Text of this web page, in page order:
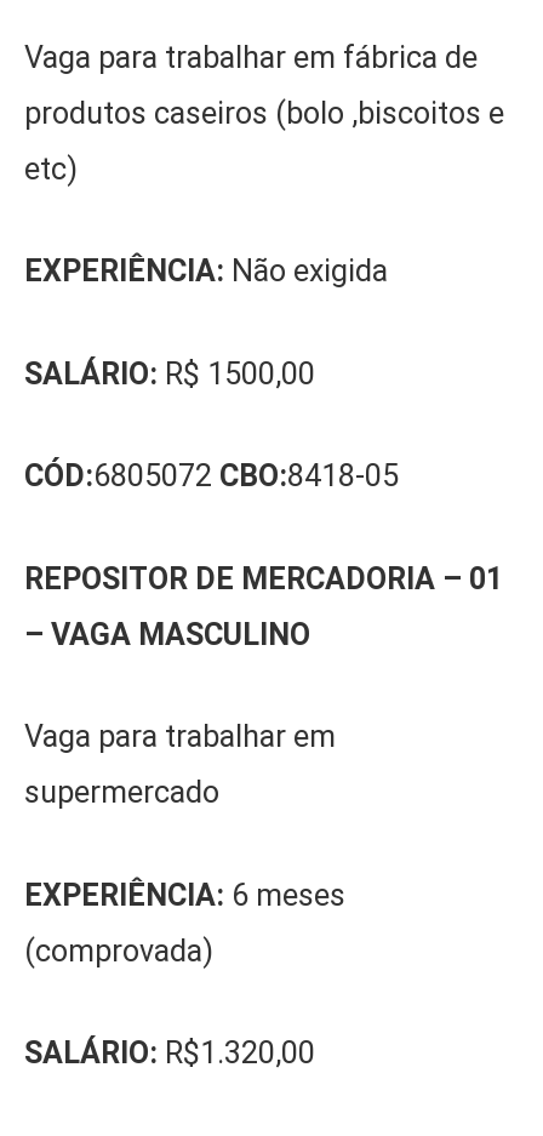
Vaga para trabalhar em fábrica de
produtos caseiros (bolo ,biscoitos e
etc)
EXPERIÊNCIA: Não exigida
SALÁRIO: R$ 1500,00
CÓD:6805072 CBO:8418-05
REPOSITOR DE MERCADORIA – 01
– VAGA MASCULINO
Vaga para trabalhar em
supermercado
EXPERIÊNCIA: 6 meses
(comprovada)
SALÁRIO: R$1.320,00